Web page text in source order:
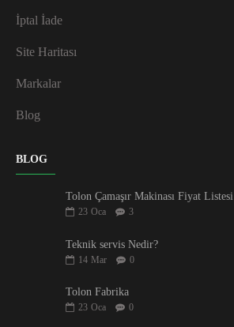
İptal İade
Site Haritası
Markalar
Blog
BLOG
Tolon Çamaşır Makinası Fiyat Listesi
23 Oca 3
Teknik servis Nedir?
14 Mar 0
Tolon Fabrika
23 Oca 0